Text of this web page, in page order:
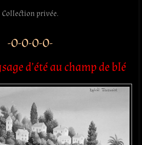
Collection privée.
-O-O-O-O-
d’été au champ de blé